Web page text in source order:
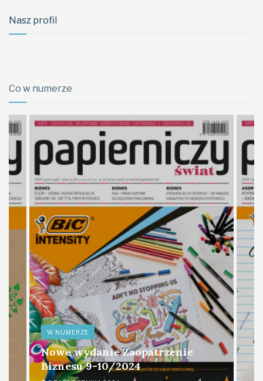
Nasz profil
Co w numerze
W NUMERZE
Nowe wydanie Zaopatrzenie
Biznesu 9-10/2024